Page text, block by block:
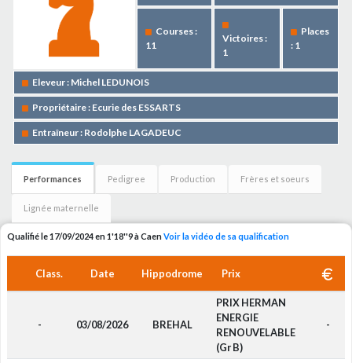
Courses :
11
Victoires :
1
Places
: 1
Eleveur : Michel LEDUNOIS
Propriétaire : Ecurie des ESSARTS
Entraîneur : Rodolphe LAGADEUC
Performances Pedigree Production Frères et soeurs
Lignée maternelle
Qualifié le 17/09/2024 en 1'18''9 à CaenVoir la vidéo de sa qualification
Class. Date Hippodrome Prix
- 03/08/2026 BREHAL
PRIX HERMAN
ENERGIE
RENOUVELABLE
(Gr B)
-